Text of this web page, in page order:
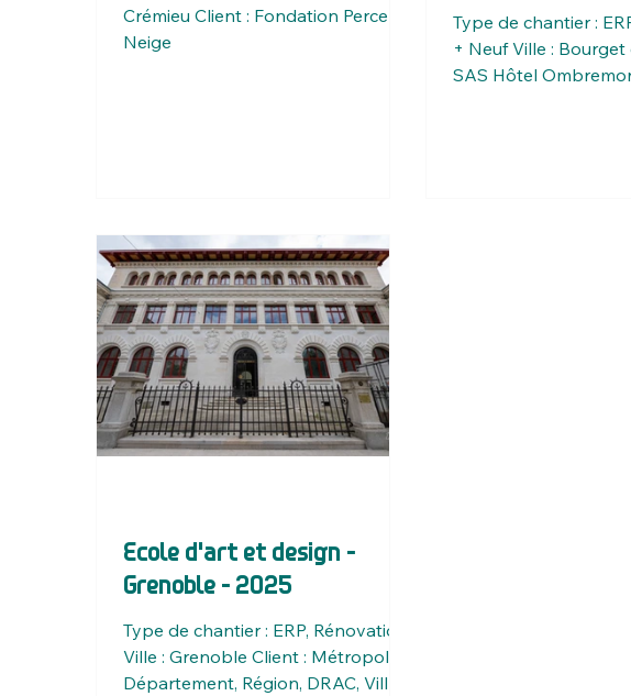
Crémieu Client : Fondation Perce-
Neige
Type de chantier :
+ Neuf Ville : Bourget
SAS Hôtel
Ecole d'art et design -
Grenoble - 2025
Type de chantier : ERP, Rénovation
Ville : Grenoble Client : Métropole,
Département, Région, DRAC, Ville